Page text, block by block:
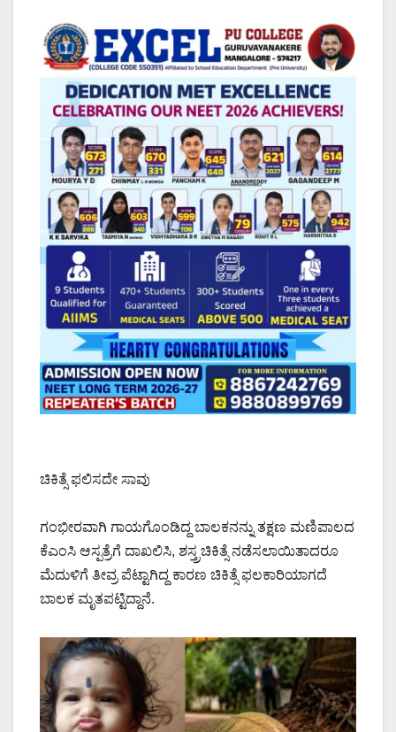
ಚಿಕಿತ್ಸೆ ಫಲಿಸದೇ ಸಾವು
ಗಂಭೀರವಾಗಿ ಗಾಯಗೊಂಡಿದ್ದ ಬಾಲಕನನ್ನು ತಕ್ಷಣ ಮಣಿಪಾಲದ
ಕೆಎಂಸಿ ಆಸ್ಪತ್ರೆಗೆ ದಾಖಲಿಸಿ, ಶಸ್ತ್ರಚಿಕಿತ್ಸೆ ನಡೆಸಲಾಯಿತಾದರೂ
ಮೆದುಳಿಗೆ ತೀವ್ರ ಪೆಟ್ಟಾಗಿದ್ದ ಕಾರಣ ಚಿಕಿತ್ಸೆ ಫಲಕಾರಿಯಾಗದೆ
ಬಾಲಕ ಮೃತಪಟ್ಟಿದ್ದಾನೆ.